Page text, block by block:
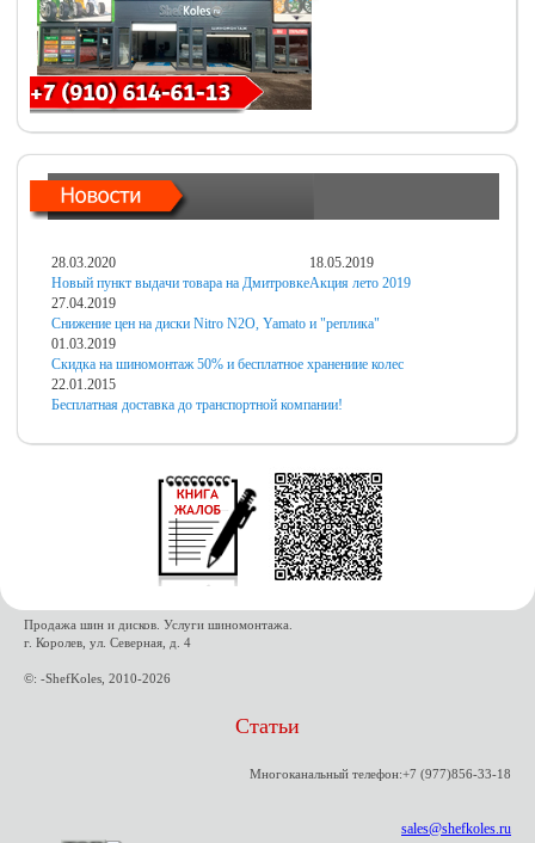
28.03.2020
Новый пункт выдачи товара на Дмитровке
18.05.2019
Акция лето 2019
27.04.2019
Снижение цен на диски Nitro N2O, Yamato и "реплика"
01.03.2019
Скидка на шиномонтаж 50% и бесплатное хранениие колес
22.01.2015
Бесплатная доставка до транспортной компании!
Продажа шин и дисков. Услуги шиномонтажа.
г. Королев, ул. Северная, д. 4
©: -ShefKoles, 2010-2026
Статьи
Многоканальный телефон:+7 (977)856-33-18
sales@shefkoles.ru